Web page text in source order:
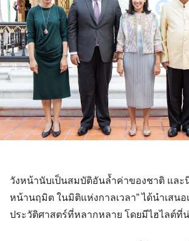
วังหน้านับเป็นสมบัติอันล้ำค่าของชาติ และ
หน้านฤมิต ในมิติแห่งกาลเวลา” ได้นำเสนอ
ประวัติศาสตร์ที่หลากหลาย โดยมีไฮไลต์ที่